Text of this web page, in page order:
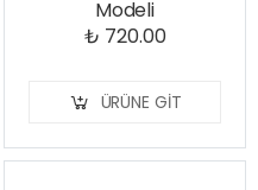
Modeli
₺ 720.00
ÜRÜNE GIT